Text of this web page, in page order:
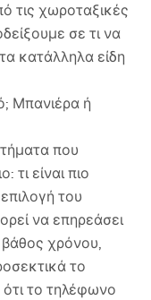
τις χωροταξικές
σε τι να
κατάλληλα είδη
Μπανιέρα ή
που
είναι πιο
του
να επηρεάσει
χρόνου,
το
το τηλέφωνο